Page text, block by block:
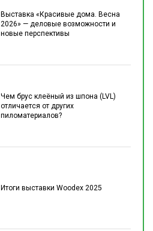
Выставка «Красивые дома. Весна
2026» — деловые возможности и
новые перспективы
Чем брус клеёный из шпона (LVL)
отличается от других
пиломатериалов?
Итоги выставки Woodex 2025